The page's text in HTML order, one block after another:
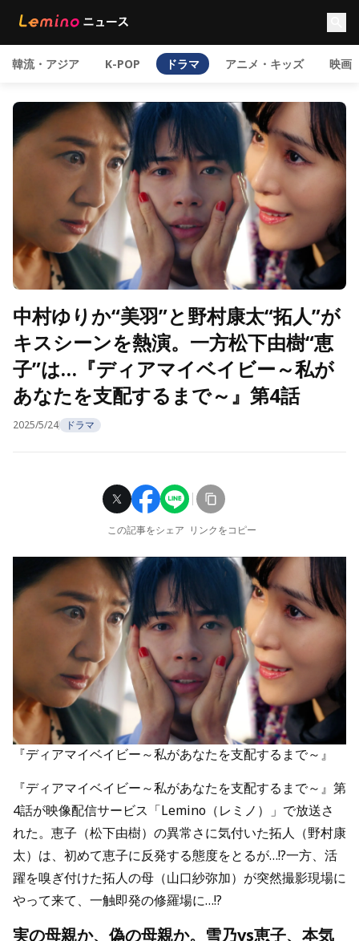
韓流・アジア K-POP ドラマ アニメ・キッズ 映画
中村ゆりか“美羽”と野村康太“拓人”が
キスシーンを熱演。一方松下由樹“恵
子”は…『ディアマイベイビー～私が
あなたを支配するまで～』第4話
2025/5/24 ドラマ
この記事をシェア リンクをコピー
『ディアマイベイビー～私があなたを支配するまで～』
『ディアマイベイビー～私があなたを支配するまで～』第
4話が映像配信サービス「Lemino（レミノ）」で放送さ
れた。恵子（松下由樹）の異常さに気付いた拓人（野村康
太）は、初めて恵子に反発する態度をとるが…!?一方、活
躍を嗅ぎ付けた拓人の母（山口紗弥加）が突然撮影現場に
やって来て、一触即発の修羅場に…!?
実の母親か、偽の母親か。雪乃vs恵子、本気